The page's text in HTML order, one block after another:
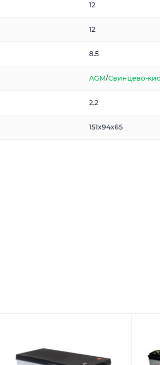
12
12
8.5
AGM/Свинцево-
2.2
151x94x65